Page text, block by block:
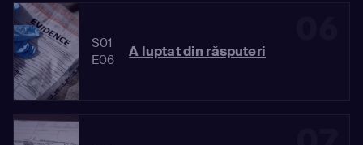
S01
E06
A luptat din răsputeri